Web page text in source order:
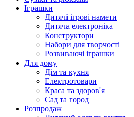
Іграшки
Дитячі ігрові намети
Дитяча електроніка
Конструктори
Набори для творчості
Розвиваючі іграшки
Для дому
Дім та кухня
Електротовари
Краса та здоров'я
Сад та город
Розпродаж